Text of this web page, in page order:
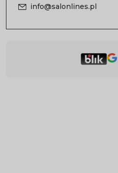
info@salonlines.pl